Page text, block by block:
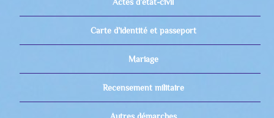
Carte d’identité et passeport
Mariage
Recensement militaire
Autres démarches